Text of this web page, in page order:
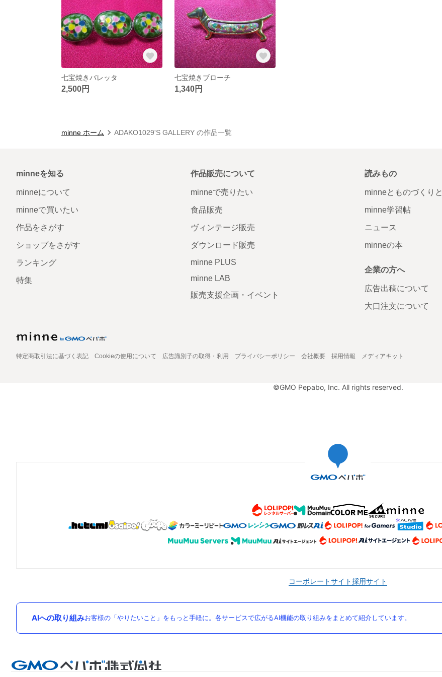
七宝焼きバレッタ
2,500円
七宝焼きブローチ
1,340円
minne ホーム ADAKO1029'S GALLERY の作品一覧
minneを知る
minneについて
minneで買いたい
作品をさがす
ショップをさがす
ランキング
特集
作品販売について
minneで売りたい
食品販売
ヴィンテージ販売
ダウンロード販売
minne PLUS
minne LAB
販売支援企画・イベント
読みもの
minneとものづくりと
minne学習帖
ニュース
minneの本
企業の方へ
広告出稿について
大口注文について
特定商取引法に基づく表記 Cookieの使用について 広告識別子の取得・利用 プライバシーポリシー 会社概要 採用情報 メディアキット
©GMO Pepabo, Inc. All rights reserved.
コーポレートサイト採用サイト
AIへの取り組みお客様の「やりたいこと」をもっと手軽に。各サービスで広がるAI機能の取り組みをまとめて紹介しています。